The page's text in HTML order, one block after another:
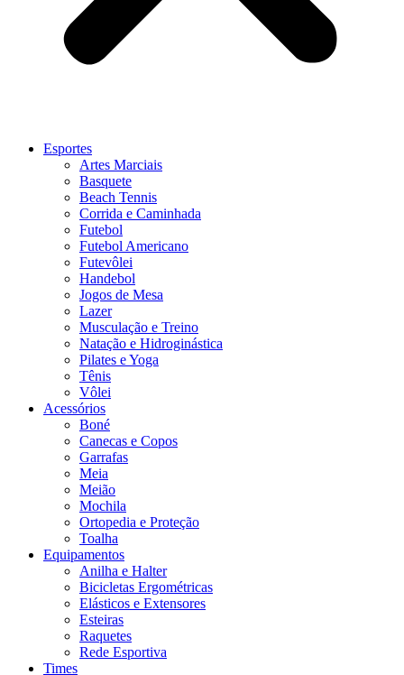
Esportes
Artes Marciais
Basquete
Beach Tennis
Corrida e Caminhada
Futebol
Futebol Americano
Futevôlei
Handebol
Jogos de Mesa
Lazer
Musculação e Treino
Natação e Hidroginástica
Pilates e Yoga
Tênis
Vôlei
Acessórios
Boné
Canecas e Copos
Garrafas
Meia
Meião
Mochila
Ortopedia e Proteção
Toalha
Equipamentos
Anilha e Halter
Bicicletas Ergométricas
Elásticos e Extensores
Esteiras
Raquetes
Rede Esportiva
Times